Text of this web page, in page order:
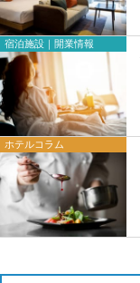
宿泊施設｜開業情報
ホテルコラム